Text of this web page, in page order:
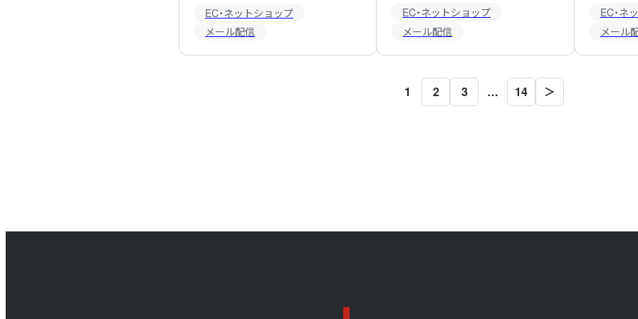
EC・ネットショップ
メール配信
EC・ネットショップ
メール配信
EC・ネ
メール
1 2 3 … 14 ＞